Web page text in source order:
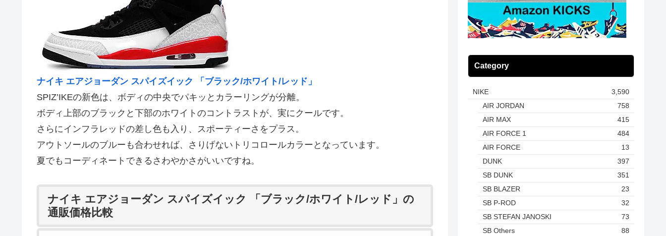
ナイキ エアジョーダン スパイズイック 「ブラック/ホワイト/レッド」
SPIZ’IKEの新色は、ボディの中央でパキッとカラーリングが分離。
ボディ上部のブラックと下部のホワイトのコントラストが、実にクールです。
さらにインフラレッドの差し色も入り、スポーティーさをプラス。
アウトソールのブルーも合わせれば、さりげないトリコロールカラーとなっています。
夏でもコーディネートできるさわやかさがいいですね。
ナイキ エアジョーダン スパイズイック 「ブラック/ホワイト/レッド」の
通販価格比較
Category
NIKE
3,590
AIR JORDAN
758
AIR MAX
415
AIR FORCE 1
484
AIR FORCE
13
DUNK
397
SB DUNK
351
SB BLAZER
23
SB P-ROD
32
SB STEFAN JANOSKI
73
SB Others
88